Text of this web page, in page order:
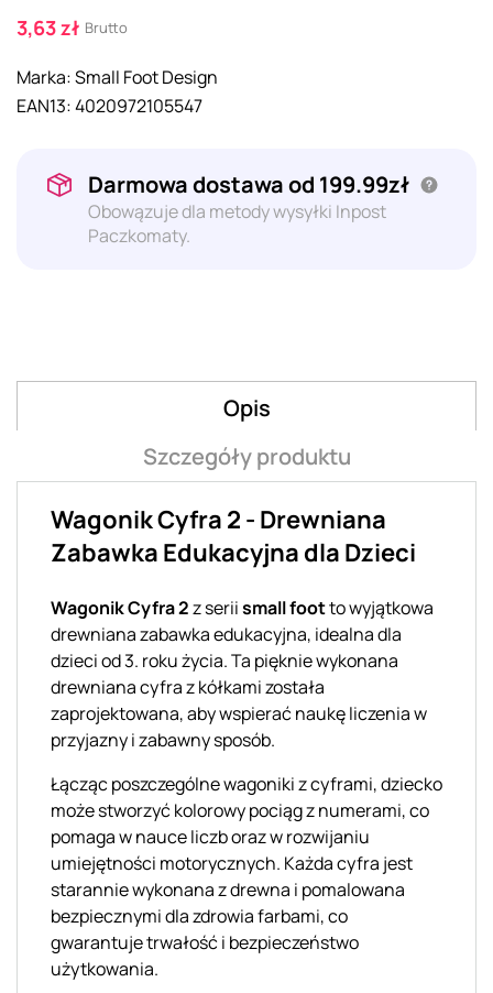
3,63 zł Brutto
Marka:Small Foot Design
EAN13:4020972105547
Darmowa dostawa od 199.99zł
Obowązuje dla metody wysyłki Inpost
Paczkomaty.
Opis
Szczegóły produktu
Wagonik Cyfra 2 - Drewniana
Zabawka Edukacyjna dla Dzieci
Wagonik Cyfra 2z seriismall footto wyjątkowa
drewniana zabawka edukacyjna, idealna dla
dzieci od 3. roku życia. Ta pięknie wykonana
drewniana cyfra z kółkami została
zaprojektowana, aby wspierać naukę liczenia w
przyjazny i zabawny sposób.
Łącząc poszczególne wagoniki z cyframi, dziecko
może stworzyć kolorowy pociąg z numerami, co
pomaga w nauce liczb oraz w rozwijaniu
umiejętności motorycznych. Każda cyfra jest
starannie wykonana z drewna i pomalowana
bezpiecznymi dla zdrowia farbami, co
gwarantuje trwałość i bezpieczeństwo
użytkowania.